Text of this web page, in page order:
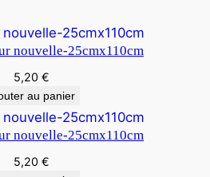
nouvelle-25cmx110cm
5,20 €
au panier
nouvelle-25cmx110cm
5,20 €